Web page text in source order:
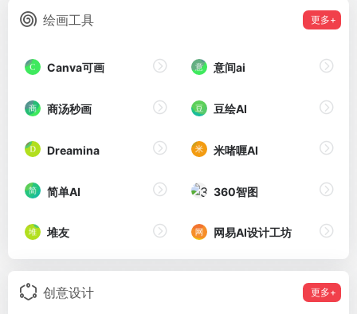
绘画工具 更多+
Canva可画 意间ai
商汤秒画 豆绘AI
Dreamina 米啫喱AI
简单AI 360智图
堆友 网易AI设计工坊
创意设计 更多+